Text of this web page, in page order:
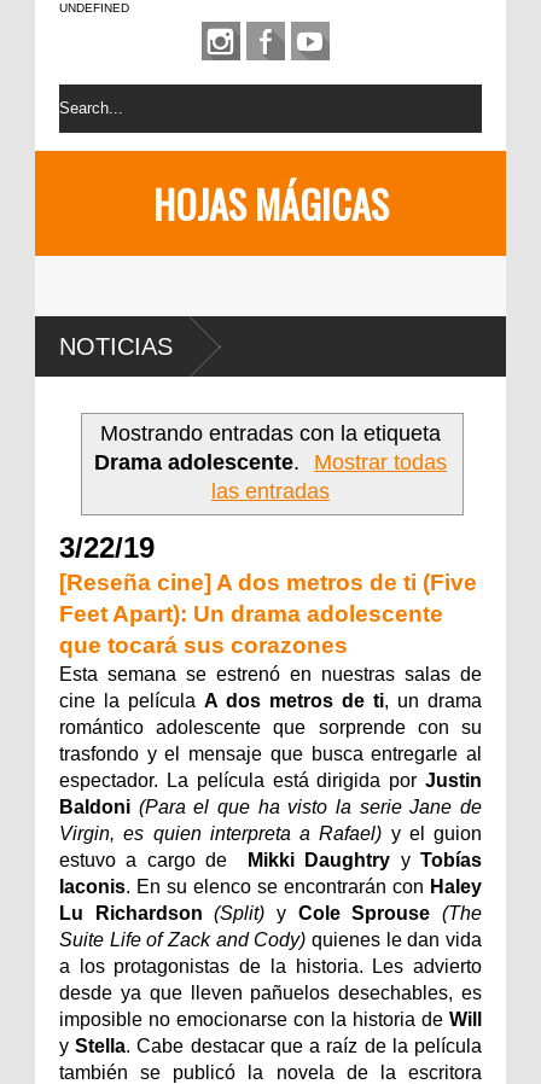
UNDEFINED
HOJAS MÁGICAS
NOTICIAS
Mostrando entradas con la etiqueta
Drama adolescente.
Mostrar todas
las entradas
3/22/19
[Reseña cine] A dos metros de ti (Five
Feet Apart): Un drama adolescente
que tocará sus corazones
Esta semana se estrenó en nuestras salas de
cine la película A dos metros de ti, un drama
romántico adolescente que sorprende con su
trasfondo y el mensaje que busca entregarle al
espectador. La película está dirigida por Justin
Baldoni (Para el que ha visto la serie Jane de
Virgin, es quien interpreta a Rafael) y el guion
estuvo a cargo de
Mikki Daughtry y Tobías
Iaconis. En su elenco se encontrarán con Haley
Lu Richardson
(Split) y Cole Sprouse (The
Suite Life of Zack and Cody) quienes le dan vida
a los protagonistas de la historia. Les advierto
desde ya que lleven pañuelos desechables, es
imposible no emocionarse con la historia de Will
yStella. Cabe destacar que a raíz de la película
también se publicó la novela de la escritora